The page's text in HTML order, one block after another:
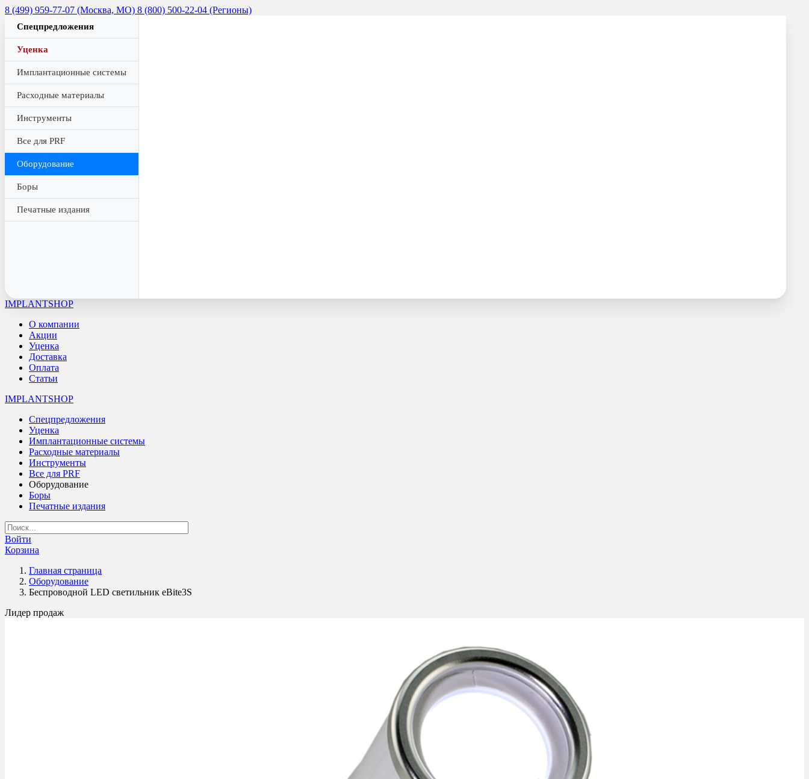
8 (499) 959-77-07 (Москва, МО) 8 (800) 500-22-04 (Регионы)
Спецпредложения
Уценка
Имплантационные системы
Расходные материалы
Инструменты
Все для PRF
Оборудование
Боры
Печатные издания
IMPLANTSHOP
О компании
Акции
Уценка
Доставка
Оплата
Статьи
IMPLANTSHOP
Спецпредложения
Уценка
Имплантационные системы
Расходные материалы
Инструменты
Все для PRF
Оборудование
Боры
Печатные издания
Войти
Корзина
Главная страница
Оборудование
Беспроводной LED светильник eBite3S
Лидер продаж